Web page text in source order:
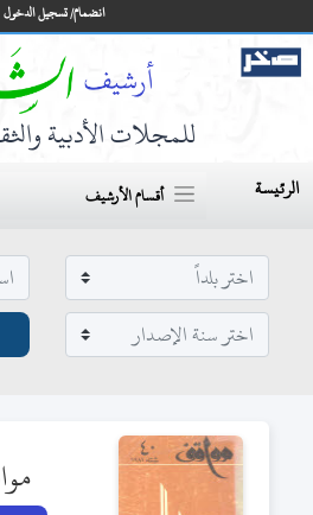
انضمام/ تسجيل الدخول
للمجلات الأدبية
الرئيسة أقسام الأرشيف